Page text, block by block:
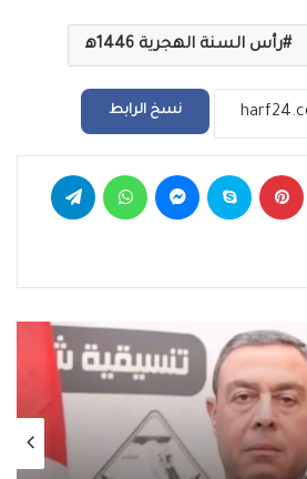
رأس السنة الهجرية 1446ه‍
نسخ الرابط
لينكدإن بينتيريست سكايب ماسنجر واتساب